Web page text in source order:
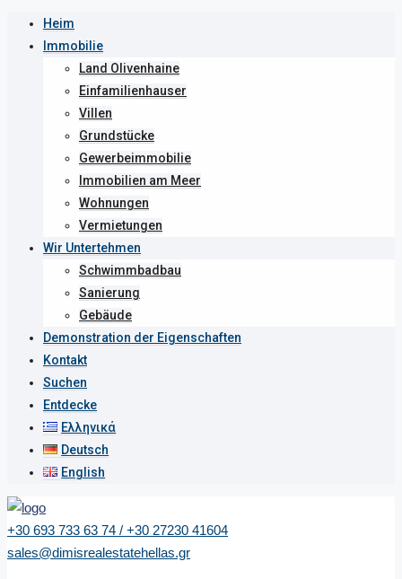
Heim
Immobilie
Land Olivenhaine
Einfamilienhauser
Villen
Grundstücke
Gewerbeimmobilie
Immobilien am Meer
Wohnungen
Vermietungen
Wir Untertehmen
Schwimmbadbau
Sanierung
Gebäude
Demonstration der Eigenschaften
Kontakt
Suchen
Entdecke
Ελληνικά
Deutsch
English
+30 693 733 63 74 / +30 27230 41604
sales@dimisrealestatehellas.gr